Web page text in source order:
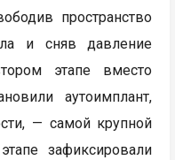
пространство
и сняв давление
этапе вместо
аутоимплант,
— самой крупной
зафиксировали